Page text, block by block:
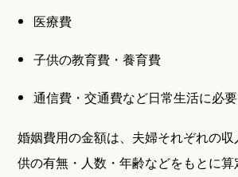
医療費
子供の教育費・養育費
通信費・交通費など日常生活に必
婚姻費用の金額は、夫婦それぞれの
供の有無・人数・年齢などをもとに